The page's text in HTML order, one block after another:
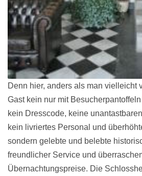
Denn hier, anders als man vielleicht
Gast kein nur mit
kein Dresscode, keine
kein livriertes Personal und
sondern gelebte und belebte
freundlicher Service und
Übernachtungspreise. Die